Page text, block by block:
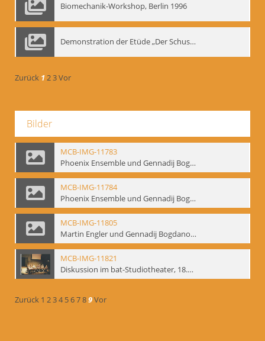
Biomechanik-Workshop, Berlin 1996
Demonstration der Etüde „Der Schuss mit dem Bogen“ durch Gennadij Nikolajewitsch Bogdanow, Berlin 1991
Zurück 123Vor
Bilder
MCB-IMG-11783
Phoenix Ensemble und Gennadij Bogdanow; BM-img-105-9
MCB-IMG-11784
Phoenix Ensemble und Gennadij Bogdanow; BM-img-105-10
MCB-IMG-11805
Martin Engler und Gennadij Bogdanow; BM-img-113
MCB-IMG-11821
Diskussion im bat-Studiotheater, 18.09.1995; BM-img-127-3
Zurück 1 234 56789Vor